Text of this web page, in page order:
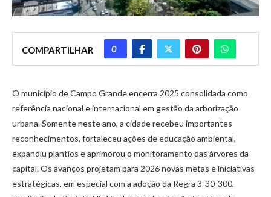
COMPARTILHAR 0
O município de Campo Grande encerra 2025 consolidada como
referência nacional e internacional em gestão da arborização
urbana. Somente neste ano, a cidade recebeu importantes
reconhecimentos, fortaleceu ações de educação ambiental,
expandiu plantios e aprimorou o monitoramento das árvores da
capital. Os avanços projetam para 2026 novas metas e iniciativas
estratégicas, em especial com a adoção da Regra 3-30-300,